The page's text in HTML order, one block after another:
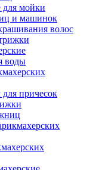
мойки
и машинок
волос
воды
причесок